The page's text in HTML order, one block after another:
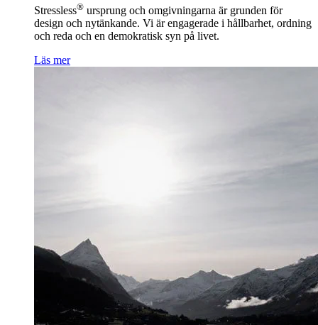
Stressless® ursprung och omgivningarna är grunden för
design och nytänkande. Vi är engagerade i hållbarhet, ordning
och reda och en demokratisk syn på livet.
Läs mer